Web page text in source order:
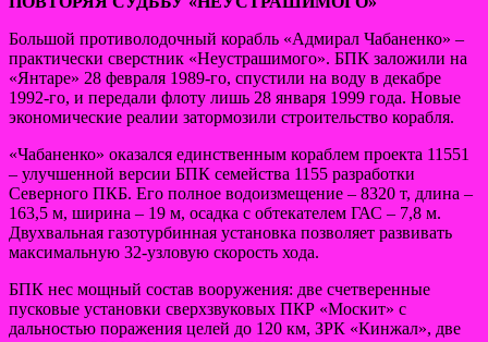
Большой противолодочный корабль «Адмирал Чабаненко» –
практически сверстник «Неустрашимого». БПК заложили на
«Янтаре» 28 февраля 1989-го, спустили на воду в декабре
1992-го, и передали флоту лишь 28 января 1999 года. Новые
экономические реалии затормозили строительство корабля.
«Чабаненко» оказался единственным кораблем проекта 11551
– улучшенной версии БПК семейства 1155 разработки
Северного ПКБ. Его полное водоизмещение – 8320 т, длина –
163,5 м, ширина – 19 м, осадка с обтекателем ГАС – 7,8 м.
Двухвальная газотурбинная установка позволяет развивать
максимальную 32-узловую скорость хода.
БПК нес мощный состав вооружения: две счетверенные
пусковые установки сверхзвуковых ПКР «Москит» с
дальностью поражения целей до 120 км, ЗРК «Кинжал», две